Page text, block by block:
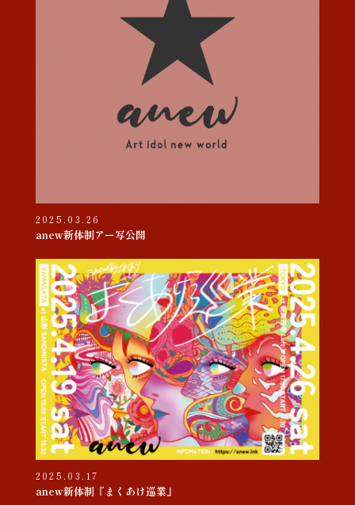
2025.03.26
anew新体制アー写公開
2025.03.17
anew新体制『まくあけ巡業』